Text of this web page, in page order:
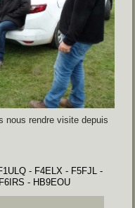
nous rendre visite depuis
- F4ELX - F5FJL -
- HB9EOU